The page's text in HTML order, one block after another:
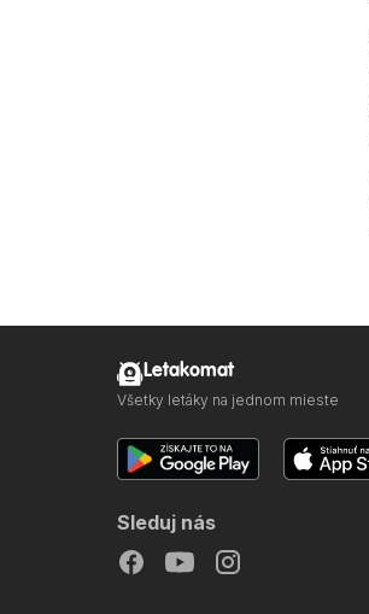
Letakomat
Všetky letáky na jednom mieste
Sleduj nás